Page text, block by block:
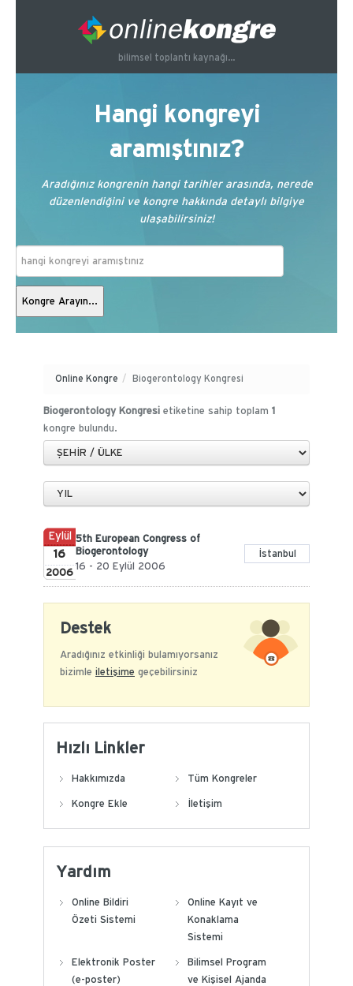
bilimsel toplantı kaynağı...
Hangi kongreyi
aramıştınız?
Aradığınız kongrenin hangi tarihler arasında, nerede
düzenlendiğini ve kongre hakkında detaylı bilgiye
ulaşabilirsiniz!
Online Kongre / Biogerontology Kongresi
Biogerontology Kongresi etiketine sahip toplam 1
kongre bulundu.
Eylül
16
2006
5th European Congress of
Biogerontology
16 - 20 Eylül 2006
İstanbul
Destek
Aradığınız etkinliği bulamıyorsanız
bizimle iletişime geçebilirsiniz
Hızlı Linkler
Hakkımızda Tüm Kongreler
Kongre Ekle İletişim
Yardım
Online Bildiri
Özeti Sistemi
Online Kayıt ve
Konaklama
Sistemi
Elektronik Poster
(e-poster)
Bilimsel Program
ve Kişisel Ajanda